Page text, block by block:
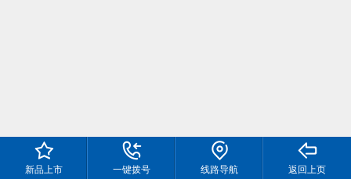
新品上市 一键拨号 线路导航 返回上页